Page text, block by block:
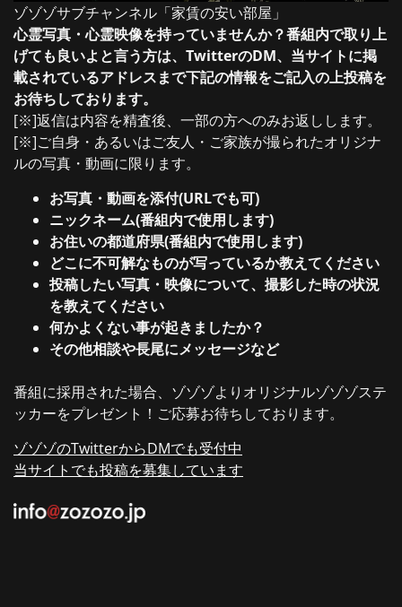
ゾゾゾサブチャンネル「家賃の安い部屋」
心霊写真・心霊映像を持っていませんか？番組内で取り上
げても良いよと言う方は、TwitterのDM、当サイトに掲
載されているアドレスまで下記の情報をご記入の上投稿を
お待ちしております。
[※]返信は内容を精査後、一部の方へのみお返しします。
[※]ご自身・あるいはご友人・ご家族が撮られたオリジナ
ルの写真・動画に限ります。
お写真・動画を添付(URLでも可)
ニックネーム(番組内で使用します)
お住いの都道府県(番組内で使用します)
どこに不可解なものが写っているか教えてください
投稿したい写真・映像について、撮影した時の状況
を教えてください
何かよくない事が起きましたか？
その他相談や長尾にメッセージなど
番組に採用された場合、ゾゾゾよりオリジナルゾゾゾステ
ッカーをプレゼント！ご応募お待ちしております。
ゾゾゾのTwitterからDMでも受付中
当サイトでも投稿を募集しています